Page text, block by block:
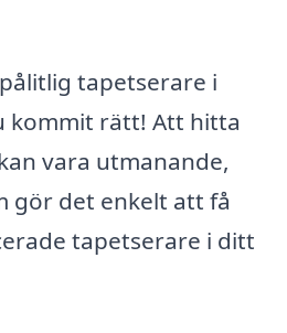
tapetserare i
kommit rätt! Att hitta
vara utmanande,
gör det enkelt att få
tapetserare i ditt